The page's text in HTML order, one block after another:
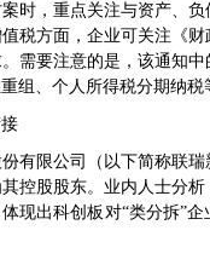
，重点关注与资产、负
税方面，企业可关注《
。需要注意的是，该通知
组、个人所得税分期纳
限公司（以下简称联瑞
控股股东。业内人士分
现出科创板对“类分拆”